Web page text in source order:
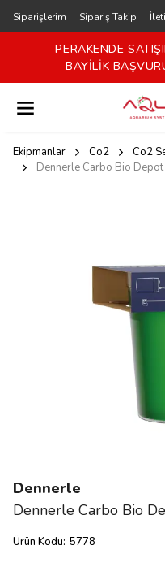
Siparişlerim Sipariş Takip
PERAKENDE
BAYİLİK
Ekipmanlar Co2
Co2
Dennerle Carbo Bio
Dennerle
Dennerle Carbo Bio
Ürün Kodu: 5778